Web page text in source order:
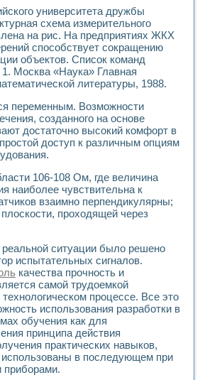
модификаций алгоритма полигармонической
для исследования принципа действия
система поддержки принимаемых решений в
дисциплин «Моделирование систем» и
стенд для исследования электрических
практикумы по информационно-
измеритель частотных характеристик на
практикум по основам теории Коммутации
виртуальной лабораторной работы
практикумы по электротехнике в среде
в рамках национального проекта
эффективности решателей
качества образования и
лабораторного практикума по
виртуальной лаборатории по электротехнике
алгоритмы частотного анализа
NI в магистерской программе «Прикладная
двигателей постоянного тока
стенд формирования
практикум по курсу ИИС на базе
и отраслевые институты
университета дружбы
схема измерительного
на рис. На предприятиях ЖКХ
способствует сокращению
объектов. Список команд
Москва «Наука» Главная
литературы, 1988.
переменным. Возможности
созданного на основе
достаточно высокий комфорт в
доступ к различным опциям
106-108 Ом, где величина
наиболее чувствительна к
взаимно перпендикулярны;
проходящей через
ситуации было решено
испытательных сигналов.
качества прочность и
самой трудоемкой
процессе. Все это
использования разработки в
обучения как для
принципа действия
практических навыков,
использованы в последующем при
приборами.